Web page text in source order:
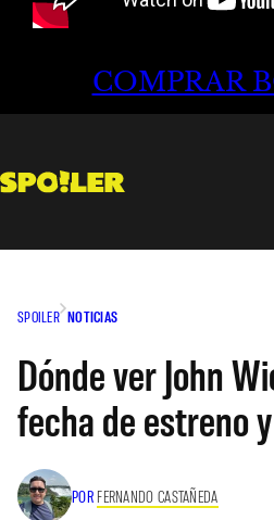
COMPRAR
SPOILER NOTICIAS
Dónde ver John
fecha de estreno
POR FERNANDO CASTAÑEDA